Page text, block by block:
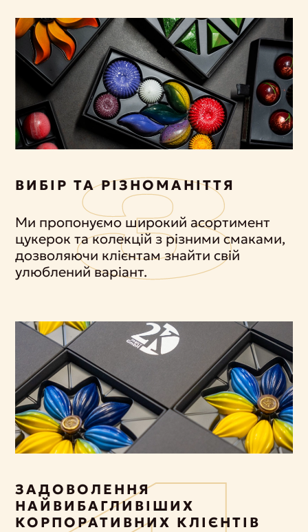
ВИБІР ТА РІЗНОМАНІТТЯ
Ми пропонуємо широкий асортимент
цукерок та колекцій з різними смаками,
дозволяючи клієнтам знайти свій
улюблений варіант.
ЗАДОВОЛЕННЯ
НАЙВИБАГЛИВІШИХ
КОРПОРАТИВНИХ КЛІЄНТІВ